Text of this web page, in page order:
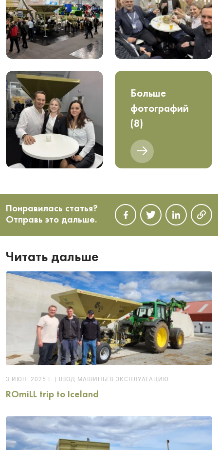
Больше
фотографий
(8)
Понравилась статья?
Отправь это дальше.
Читать дальше
3 ИЮН. 2025 Г. | ВВОД МАШИНЫ В ЭКСПЛУАТАЦИЮ
ROmiLL trip to Iceland